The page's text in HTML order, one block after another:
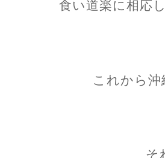
食い道楽に相応
これから
そ